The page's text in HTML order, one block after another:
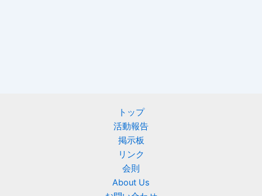
トップ
活動報告
掲示板
リンク
会則
About Us